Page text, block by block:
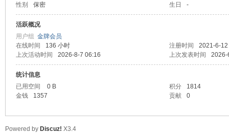
性别 保密 生日 -
活跃概况
用户组 金牌会员
在线时间
136 小时 注册时间
2021-6-
上次活动时间
2026-8-7 06:16 上次发表时间 2026-
统计信息
已用空间
0 B 积分
1814
金钱
1357 贡献 0
Powered by Discuz! X3.4